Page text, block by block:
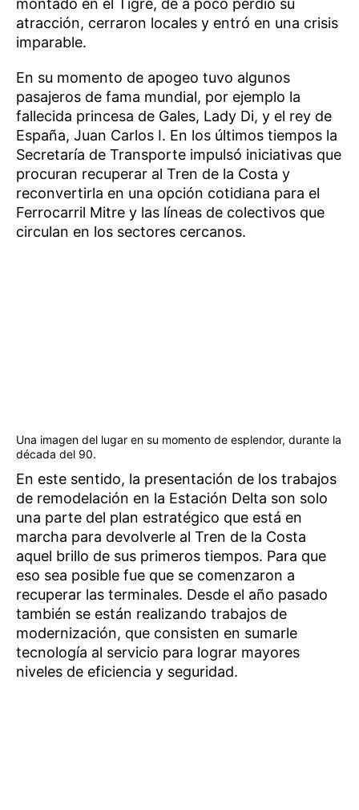
atracción, cerraron locales y entró en una crisis
imparable.
En su momento de apogeo tuvo algunos
pasajeros de fama mundial, por ejemplo la
fallecida princesa de Gales, Lady Di, y el rey de
España, Juan Carlos I. En los últimos tiempos la
Secretaría de Transporte impulsó iniciativas que
procuran recuperar al Tren de la Costa y
reconvertirla en una opción cotidiana para el
Ferrocarril Mitre y las líneas de colectivos que
circulan en los sectores cercanos.
Una imagen del lugar en su momento de esplendor, durante la
década del 90.
En este sentido, la presentación de los trabajos
de remodelación en la Estación Delta son solo
una parte del plan estratégico que está en
marcha para devolverle al Tren de la Costa
aquel brillo de sus primeros tiempos. Para que
eso sea posible fue que se comenzaron a
recuperar las terminales. Desde el año pasado
también se están realizando trabajos de
modernización, que consisten en sumarle
tecnología al servicio para lograr mayores
niveles de eficiencia y seguridad.